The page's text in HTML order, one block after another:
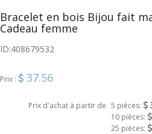
Bracelet en bois Bijou fait
Cadeau femme
ID:408679532
Prix : 37.56
Prix d'achat à partir de 5 pièces:
10 pièces:
25 pièces: